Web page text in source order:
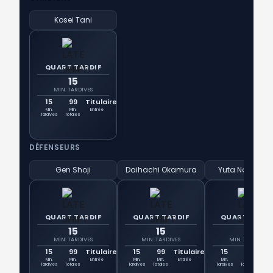
Kosei Tani
QUART TARDIF
15
MIN. TARDIVES
15
Min.
Tardives
99
Min.
Totales
Titulaire
Entrée
DÉFENSEURS
Gen Shoji
QUART TARDIF
15
MIN. TARDIVES
15
Min.
Tardives
99
Min.
Totales
Titulaire
Entrée
Daihachi Okamura
QUART TARDIF
15
MIN. TARDIVES
15
Min.
Tardives
99
Min.
Totales
Titulaire
Entrée
Yuta
QUART
MIN. TARDIVES
15
Min.
Tardives
Totales